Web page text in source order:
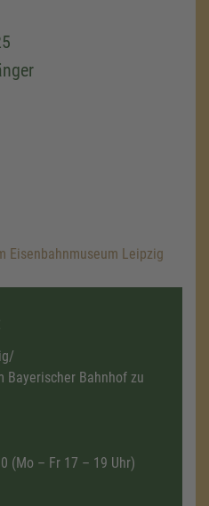
Eisenbahnmuseum Leipzig
Bayerischer Bahnhof zu
(Mo – Fr 17 – 19 Uhr)